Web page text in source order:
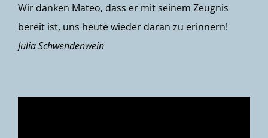
Wir danken Mateo, dass er mit seinem Zeugnis
bereit ist, uns heute wieder daran zu erinnern!
Julia Schwendenwein